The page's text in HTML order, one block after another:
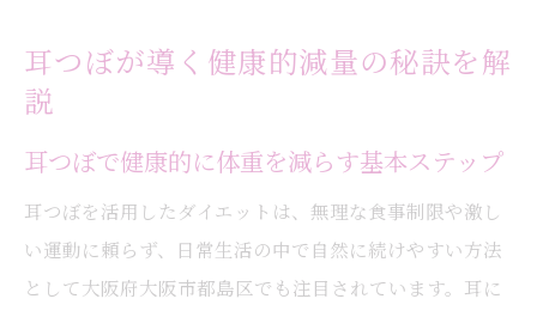
耳つぼが導く健康的減量の秘訣を解
説
耳つぼで健康的に体重を減らす基本ステップ
耳つぼを活用したダイエットは、無理な食事制限や激し
い運動に頼らず、日常生活の中で自然に続けやすい方法
として大阪府大阪市都島区でも注目されています。耳に